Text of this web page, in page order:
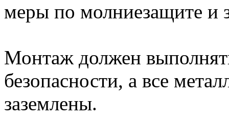
меры по молниезащите и
Монтаж должен
безопасности, а все
заземлены.